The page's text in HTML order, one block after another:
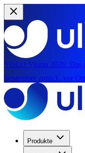
YOLO Vision 2026: Das
September zurück, vor
Produkte